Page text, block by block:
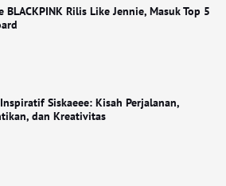
BLACKPINK Rilis Like Jennie, Masuk Top 5
Siskaeee: Kisah Perjalanan,
dan Kreativitas